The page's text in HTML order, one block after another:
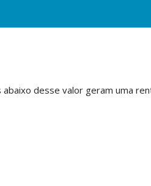
desse valor geram uma